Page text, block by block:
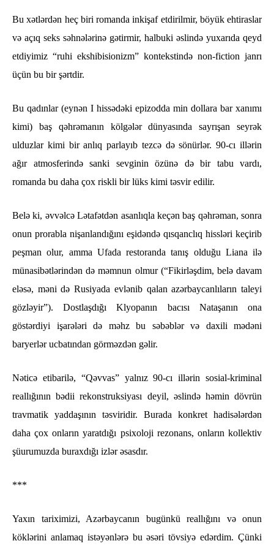
Bu xətlərdən heç biri romanda inkişaf etdirilmir, böyük ehtiraslar
və açıq seks səhnələrinə gətirmir, halbuki əslində yuxarıda qeyd
etdiyimiz “ruhi ekshibisionizm” kontekstində non-fiction janrı
üçün bu bir şərtdir.
Bu qadınlar (eynən I hissədəki epizodda min dollara bar xanımı
kimi) baş qəhrəmanın kölgələr dünyasında sayrışan seyrək
ulduzlar kimi bir anlıq parlayıb tezcə də sönürlər. 90-cı illərin
ağır atmosferində sanki sevginin özünə də bir tabu vardı,
romanda bu daha çox riskli bir lüks kimi təsvir edilir.
Belə ki, əvvəlcə Lətafətdən asanlıqla keçən baş qəhrəman, sonra
onun prorabla nişanlandığını eşidəndə qısqanclıq hissləri keçirib
peşman olur, amma Ufada restoranda tanış olduğu Liana ilə
münasibətlərindən də məmnun olmur (“Fikirləşdim, belə davam
eləsə, məni də Rusiyada evlənib qalan azərbaycanlıların taleyi
gözləyir”). Dostlaşdığı Klyopanın bacısı Nataşanın ona
göstərdiyi işarələri də məhz bu səbəblər və daxili mədəni
baryerlər ucbatından görməzdən gəlir.
Nəticə etibarilə, “Qəvvas” yalnız 90-cı illərin sosial-kriminal
reallığının bədii rekonstruksiyası deyil, əslində həmin dövrün
travmatik yaddaşının təsviridir. Burada konkret hadisələrdən
daha çox onların yaratdığı psixoloji rezonans, onların kollektiv
şüurumuzda buraxdığı izlər əsasdır.
***
Yaxın tariximizi, Azərbaycanın bugünkü reallığını və onun
köklərini anlamaq istəyənlərə bu əsəri tövsiyə edərdim. Çünki